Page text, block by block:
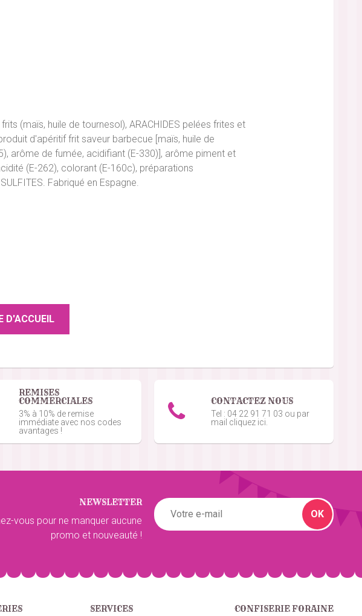
(maïs, huile de tournesol), ARACHIDES pelées frites et
d'apéritif frit saveur barbecue [maïs, huile de
arôme de fumée, acidifiant (E-330)], arôme piment et
(E-262), colorant (E-160c), préparations
Fabriqué en Espagne.
REMISES
COMMERCIALES
3% à 10% de remise
immédiate avec nos codes
avantages !
CONTACTEZ NOUS
Tel : 04 22 91 71 03 ou par
mail cliquez ici.
NEWSLETTER
vous pour ne manquer aucune
promo et nouveauté !
OK
SERVICES CONFISERIE FORAINE